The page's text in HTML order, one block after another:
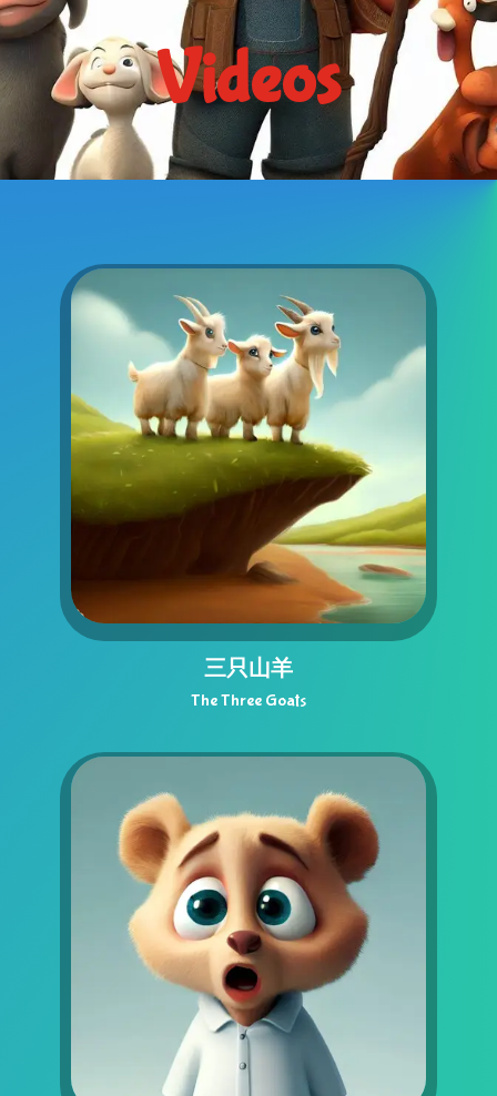
Videos
三只山羊
The Three Goats